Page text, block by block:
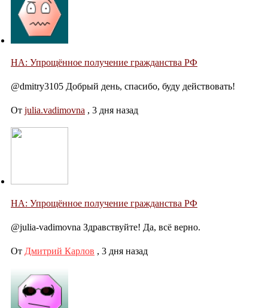
НА: Упрощённое получение гражданства РФ
@dmitry3105 Добрый день, спасибо, буду действовать!
От julia.vadimovna , 3 дня назад
НА: Упрощённое получение гражданства РФ
@julia-vadimovna Здравствуйте! Да, всё верно.
От Дмитрий Карлов , 3 дня назад